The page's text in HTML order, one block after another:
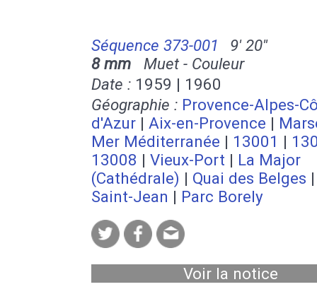
Séquence 373-001
9' 20''
8 mm Muet - Couleur
Date : 1959 | 1960
Géographie : Provence-Alpes-
d'Azur | Aix-en-Provence |
Mer Méditerranée | 13001 |
13008 | Vieux-Port | La Major
(Cathédrale) | Quai des Belges
Saint-Jean | Parc Borely
Voir la notice